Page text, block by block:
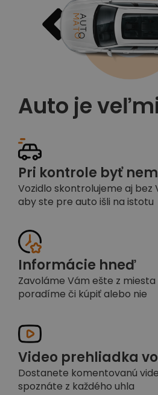
Auto je
Pri kontrole byť
Vozidlo skontrolujeme aj bez
aby ste pre auto išli na istotu
Informácie hneď
Zavoláme Vám ešte z
poradíme či kúpiť alebo nie
Video prehliadka
Dostanete komentovanú
spoznáte z každého uhla